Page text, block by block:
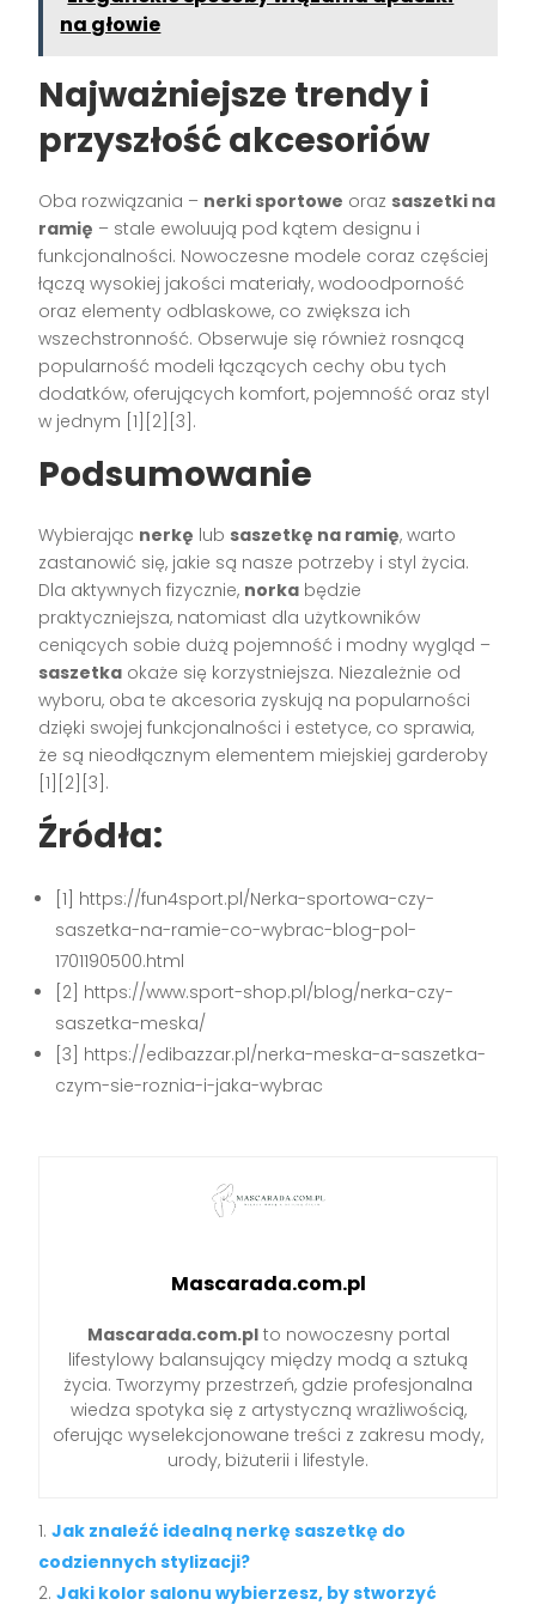
na głowie
Najważniejsze trendy i
przyszłość akcesoriów
Oba rozwiązania – nerki sportowe oraz saszetki na
ramię – stale ewoluują pod kątem designu i
funkcjonalności. Nowoczesne modele coraz częściej
łączą wysokiej jakości materiały, wodoodporność
oraz elementy odblaskowe, co zwiększa ich
wszechstronność. Obserwuje się również rosnącą
popularność modeli łączących cechy obu tych
dodatków, oferujących komfort, pojemność oraz styl
w jednym [1][2][3].
Podsumowanie
Wybierając nerkę lub saszetkę na ramię, warto
zastanowić się, jakie są nasze potrzeby i styl życia.
Dla aktywnych fizycznie, norka będzie
praktyczniejsza, natomiast dla użytkowników
ceniących sobie dużą pojemność i modny wygląd –
saszetka okaże się korzystniejsza. Niezależnie od
wyboru, oba te akcesoria zyskują na popularności
dzięki swojej funkcjonalności i estetyce, co sprawia,
że są nieodłącznym elementem miejskiej garderoby
[1][2][3].
Źródła:
[1] https://fun4sport.pl/Nerka-sportowa-czy-
saszetka-na-ramie-co-wybrac-blog-pol-
1701190500.html
[2] https://www.sport-shop.pl/blog/nerka-czy-
saszetka-meska/
[3] https://edibazzar.pl/nerka-meska-a-saszetka-
czym-sie-roznia-i-jaka-wybrac
Mascarada.com.pl
Mascarada.com.plto nowoczesny portal
lifestylowy balansujący między modą a sztuką
życia. Tworzymy przestrzeń, gdzie profesjonalna
wiedza spotyka się z artystyczną wrażliwością,
oferując wyselekcjonowane treści z zakresu mody,
urody, biżuterii i lifestyle.
Jak znaleźć idealną nerkę saszetkę do
codziennych stylizacji?
Jaki kolor salonu wybierzesz, by stworzyć